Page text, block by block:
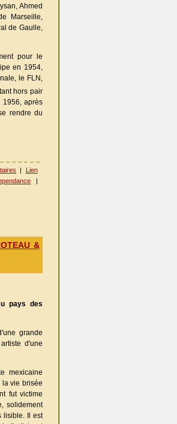
Ahmed
Marseille,
de Gaulle,
pour le
en 1954,
le FLN,
hors pair
1956, après
rendre du
|
Lien
|
&
pays des
grande
d'une
mexicaine
la vie brisée
fut victime
solidement
lisible. Il est